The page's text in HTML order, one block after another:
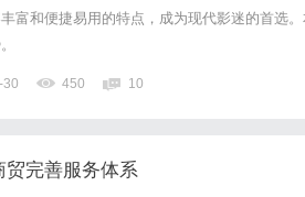
富和便捷易用的特点，成为现代影迷的首选
30 450 10
贸完善服务体系